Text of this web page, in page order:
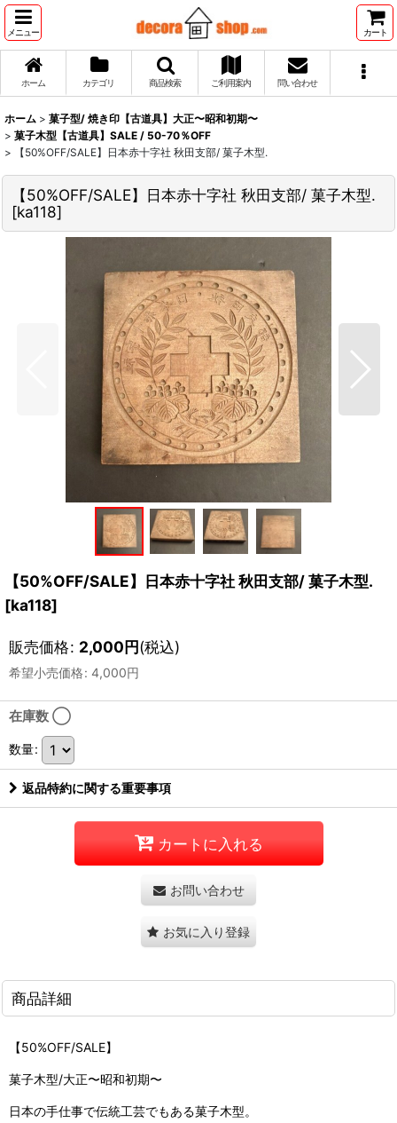
メニュー カート
ホーム カテゴリ 商品検索 ご利用案内 問い合わせ
ホーム > 菓子型/ 焼き印【古道具】大正〜昭和初期〜
> 菓子木型【古道具】SALE / 50-70％OFF
>
【50%OFF/SALE】日本赤十字社 秋田支部/ 菓子木型.
【50%OFF/SALE】日本赤十字社 秋田支部/ 菓子木型.
[ka118]
【50%OFF/SALE】日本赤十字社 秋田支部/ 菓子木型.
[ka118]
販売価格: 2,000円(税込)
希望小売価格: 4,000円
在庫数 ◯
数量:
返品特約に関する重要事項
カートに入れる
お問い合わせ
お気に入り登録
商品詳細
【50%OFF/SALE】
菓子木型/大正〜昭和初期〜
日本の手仕事で伝統工芸でもある菓子木型。